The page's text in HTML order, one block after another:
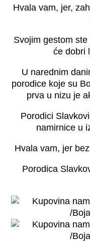
Hvala vam, jer,
Svojim gestom
će dobri
U narednim
porodice koje su
prva u nizu je
Porodici
namirnice u
Hvala vam, jer
Porodica